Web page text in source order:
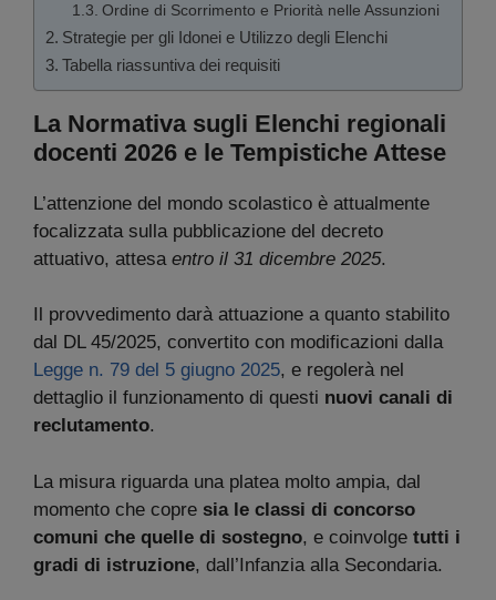
Ordine di Scorrimento e Priorità nelle Assunzioni
Strategie per gli Idonei e Utilizzo degli Elenchi
Tabella riassuntiva dei requisiti
La Normativa sugli Elenchi regionali
docenti 2026 e le Tempistiche Attese
L’attenzione del mondo scolastico è attualmente
focalizzata sulla pubblicazione del decreto
attuativo, attesa entro il 31 dicembre 2025.
Il provvedimento darà attuazione a quanto stabilito
dal DL 45/2025, convertito con modificazioni dalla
Legge n. 79 del 5 giugno 2025, e regolerà nel
dettaglio il funzionamento di questi nuovi canali di
reclutamento.
La misura riguarda una platea molto ampia, dal
momento che copre sia le classi di concorso
comuni che quelle di sostegno, e coinvolge tutti i
gradi di istruzione, dall’Infanzia alla Secondaria.